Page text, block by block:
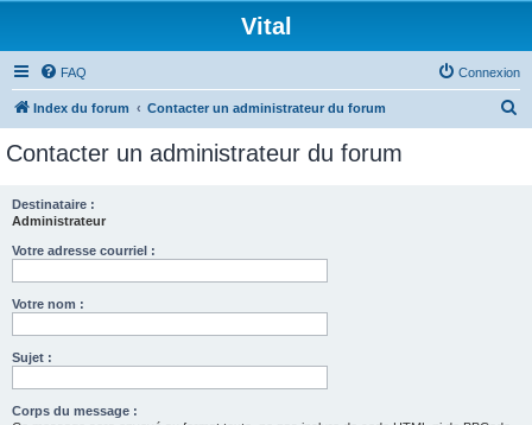
Vital
FAQ Connexion
Index du forum Contacter un administrateur du forum
Contacter un administrateur du forum
Destinataire :
Administrateur
Votre adresse courriel :
Votre nom :
Sujet :
Corps du message :